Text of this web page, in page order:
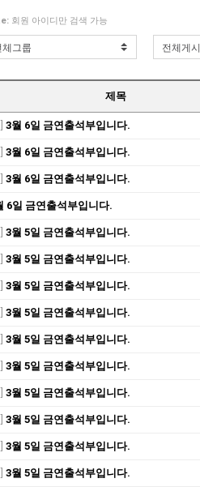
회원 아이디만 검색 가능
제목
3월 6일 금연출석부입니다.
3월 6일 금연출석부입니다.
3월 6일 금연출석부입니다.
6일 금연출석부입니다.
3월 5일 금연출석부입니다.
3월 5일 금연출석부입니다.
3월 5일 금연출석부입니다.
3월 5일 금연출석부입니다.
3월 5일 금연출석부입니다.
3월 5일 금연출석부입니다.
3월 5일 금연출석부입니다.
3월 5일 금연출석부입니다.
3월 5일 금연출석부입니다.
3월 5일 금연출석부입니다.